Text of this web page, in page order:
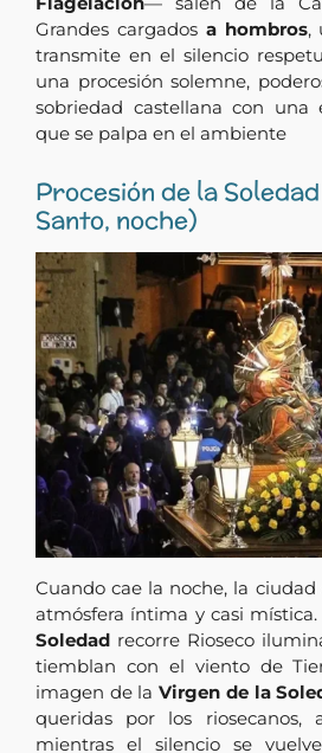
Grandes cargados a hombros,
transmite en el silencio
una procesión solemne,
sobriedad castellana con una
que se palpa en el ambiente
Procesión de la
Santo, noche)
Cuando cae la noche, la
atmósfera íntima y casi mística.
Soledad recorre Rioseco
tiemblan con el viento de
imagen de laVirgen de la
queridas por los riosecanos,
mientras el silencio se